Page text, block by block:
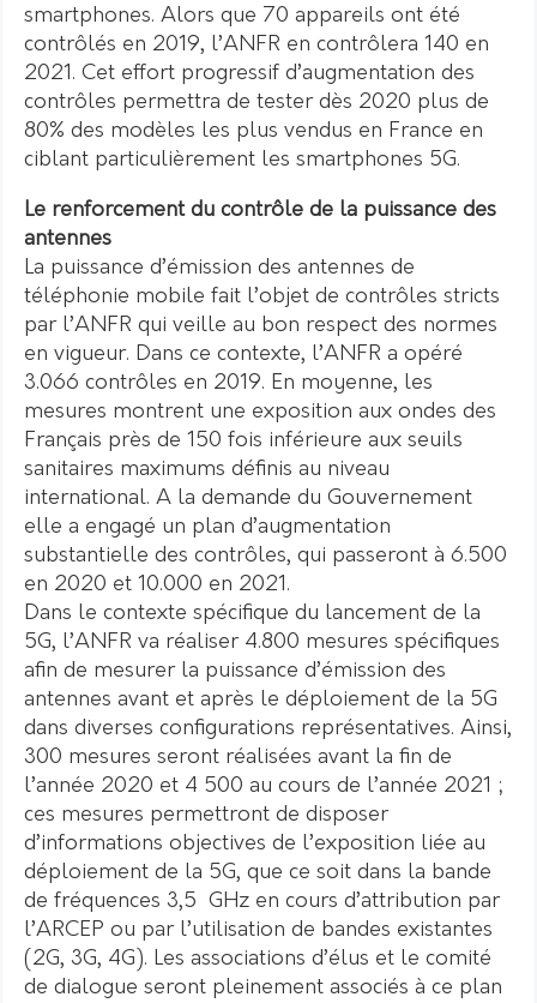
smartphones. Alors que 70 appareils ont été
contrôlés en 2019, l’ANFR en contrôlera 140 en
2021. Cet effort progressif d’augmentation des
contrôles permettra de tester dès 2020 plus de
80% des modèles les plus vendus en France en
ciblant particulièrement les smartphones 5G.
Le renforcement du contrôle de la puissance des
antennes
La puissance d’émission des antennes de
téléphonie mobile fait l’objet de contrôles stricts
par l’ANFR qui veille au bon respect des normes
en vigueur. Dans ce contexte, l’ANFR a opéré
3.066 contrôles en 2019. En moyenne, les
mesures montrent une exposition aux ondes des
Français près de 150 fois inférieure aux seuils
sanitaires maximums définis au niveau
international. A la demande du Gouvernement
elle a engagé un plan d’augmentation
substantielle des contrôles, qui passeront à 6.500
en 2020 et 10.000 en 2021.
Dans le contexte spécifique du lancement de la
5G, l’ANFR va réaliser 4.800 mesures spécifiques
afin de mesurer la puissance d’émission des
antennes avant et après le déploiement de la 5G
dans diverses configurations représentatives. Ainsi,
300 mesures seront réalisées avant la fin de
l’année 2020 et 4 500 au cours de l’année 2021 ;
ces mesures permettront de disposer
d’informations objectives de l’exposition liée au
déploiement de la 5G, que ce soit dans la bande
de fréquences 3,5 GHz en cours d’attribution par
l’ARCEP ou par l’utilisation de bandes existantes
(2G, 3G, 4G). Les associations d’élus et le comité
de dialogue seront pleinement associés à ce plan